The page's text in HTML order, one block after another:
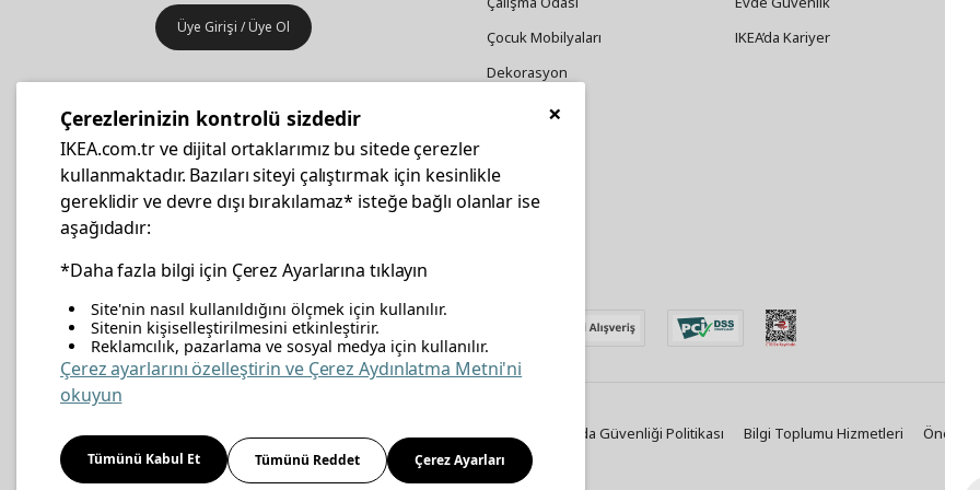
Üye Girişi / Üye Ol
İş yeri mobilya ve aksesuar
alışverişleriniz IKEA Kurumsal Kart
ile daha hesaplı.
Çocuk Mobilyaları
Dekorasyon
Züccaciye
IKEA’da Kariyer
facebooktwitterinstagrampinterestyoutubelinkedin
Enerji Politikası Bilgi Güvenliği Politikası Kalite Politikası Gıda Güvenliği Politikası Bilgi Toplumu Hizmetleri Önemli
Kişisel Verilerin Korunması
Çerez Politikası
×
Çerezlerinizin kontrolü sizdedir
IKEA.com.tr ve dijital ortaklarımız bu sitede çerezler
kullanmaktadır. Bazıları siteyi çalıştırmak için kesinlikle
gereklidir ve devre dışı bırakılamaz* isteğe bağlı olanlar ise
aşağıdadır:
*Daha fazla bilgi için Çerez Ayarlarına tıklayın
Site'nin nasıl kullanıldığını ölçmek için kullanılır.
Sitenin kişiselleştirilmesini etkinleştirir.
Reklamcılık, pazarlama ve sosyal medya için kullanılır.
Çerez ayarlarını özelleştirin ve Çerez Aydınlatma Metni'ni
okuyun
Tümünü Kabul Et Tümünü Reddet Çerez Ayarları